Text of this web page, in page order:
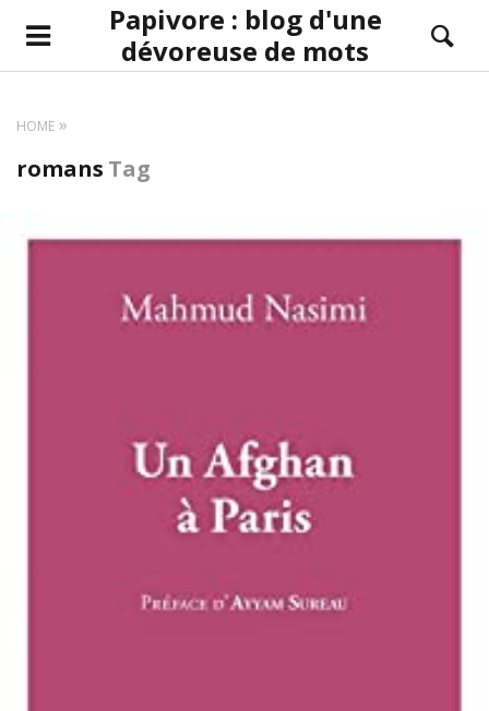
Papivore : blog d'une
dévoreuse de mots
HOME
romans Tag